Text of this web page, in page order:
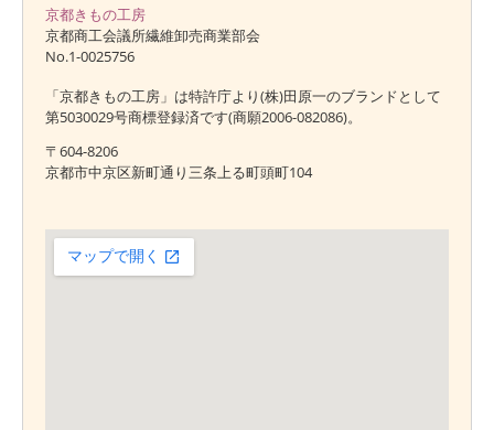
京都きもの工房
京都商工会議所繊維卸売商業部会
No.1-0025756
「京都きもの工房」は特許庁より(株)田原一のブランドとして
第5030029号商標登録済です(商願2006-082086)。
〒604-8206
京都市中京区新町通り三条上る町頭町104